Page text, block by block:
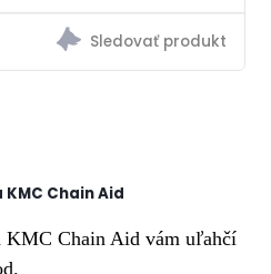
Chain Aid
KMC Chain Aid vám uľahčí